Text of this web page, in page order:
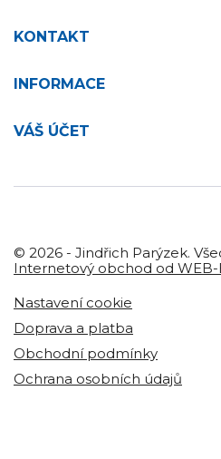
KONTAKT
INFORMACE
VÁŠ ÚČET
© 2026 - Jindřich Parýzek.
Internetový obchod od WEB-
Nastavení cookie
Doprava a platba
Obchodní podmínky
Ochrana osobních údajů